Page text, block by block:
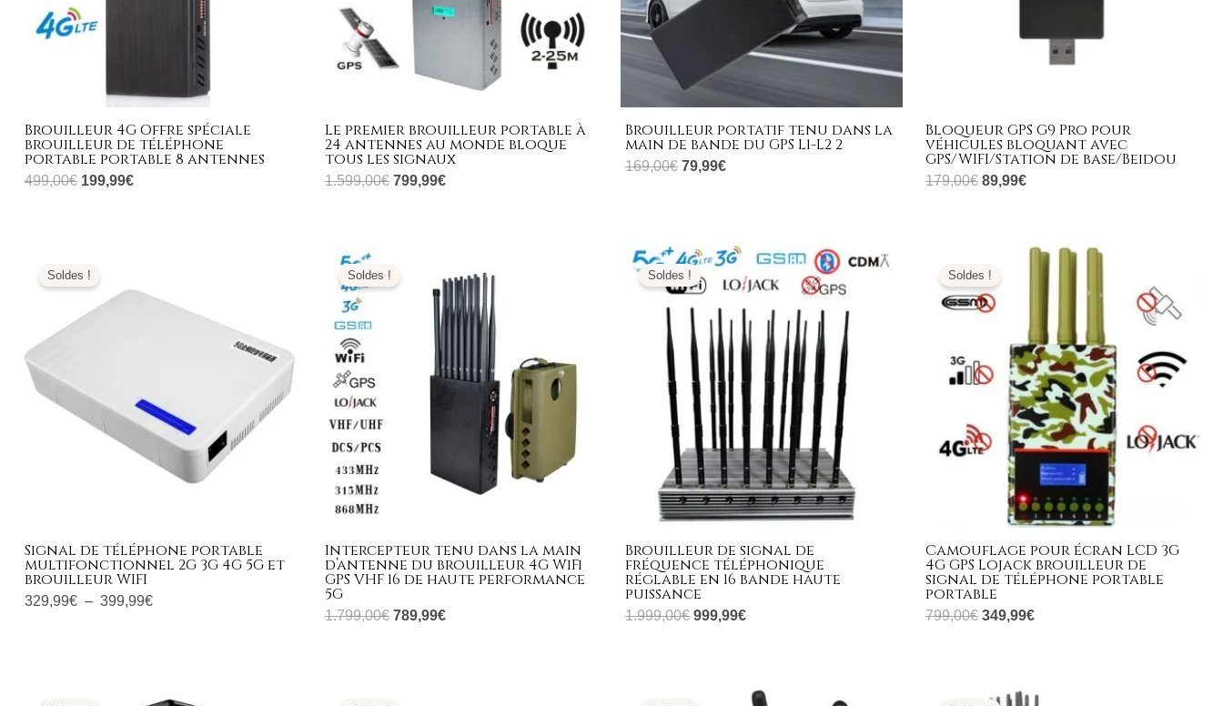
Brouilleur 4G Offre spéciale
brouilleur de téléphone
portable portable 8 antennes
499,00€ 199,99€
Le premier brouilleur portable à
24 antennes au monde bloque
tous les signaux
1.599,00€ 799,99€
Brouilleur portatif tenu dans la
main de bande du GPS L1-L2 2
169,00€ 79,99€
Bloqueur GPS G9 Pro pour
véhicules bloquant avec
GPS/WIFI/Station de base/Beidou
179,00€ 89,99€
Soldes !
Signal de téléphone portable
multifonctionnel 2G 3G 4G 5G et
brouilleur WIFI
329,99€ – 399,99€
329,99€
Soldes !
Intercepteur tenu dans la main
d’antenne du brouilleur 4G WiFi
GPS VHF 16 de haute performance
5G
1.799,00€
initial
1.799,00€.
789,99€
actuel
est :
789,99€.
Soldes !
Brouilleur de signal de
fréquence téléphonique
réglable en 16 bande haute
puissance
1.999,00€
Le
prix
initial
était :
1.999,00€.
999,99€
Le
prix
actuel
est :
999,99€.
Soldes !
Camouflage pour écran LCD 3G
4G GPS Lojack brouilleur de
signal de téléphone portable
portable
799,00€
initial
était :
799,00€.
349,99€
Le
prix
actuel
est :
de